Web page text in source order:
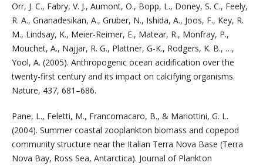
Orr, J. C., Fabry, V. J., Aumont, O., Bopp, L., Doney, S. C., Feely,
R. A., Gnanadesikan, A., Gruber, N., Ishida, A., Joos, F., Key, R.
M., Lindsay, K., Meier-Reimer, E., Matear, R., Monfray, P.,
Mouchet, A., Najjar, R. G., Plattner, G-K., Rodgers, K. B., …,
Yool, A. (2005). Anthropogenic ocean acidification over the
twenty-first century and its impact on calcifying organisms.
Nature, 437, 681–686.
Pane, L., Feletti, M., Francomacaro, B., & Mariottini, G. L.
(2004). Summer coastal zooplankton biomass and copepod
community structure near the Italian Terra Nova Base (Terra
Nova Bay, Ross Sea, Antarctica). Journal of Plankton